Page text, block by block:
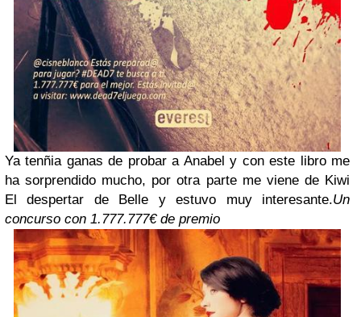
Ya tenñia ganas de probar a Anabel y con este libro me
ha sorprendido mucho, por otra parte me viene de Kiwi
El despertar de Belle y estuvo muy interesante.Un
concurso con 1.777.777€ de premio